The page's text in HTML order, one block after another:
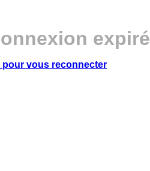
expiré
pour vous reconnecter